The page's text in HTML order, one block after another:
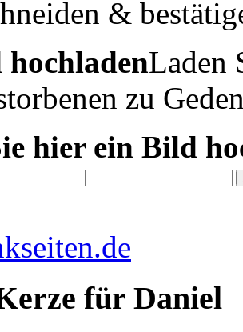
&
Laden
zu
hier ein Bild
für Daniel